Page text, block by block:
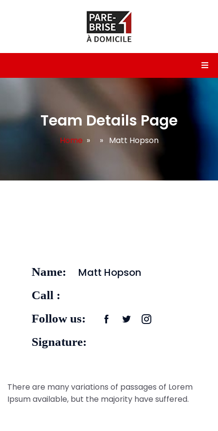
Team Details Page
Home » » Matt Hopson
Name: Matt Hopson
Call :
Follow us:
Signature:
There are many variations of passages of Lorem
Ipsum available, but the majority have suffered.